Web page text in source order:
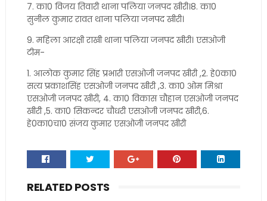
7. का0 विजय तिवारी थाना पलिया जनपद खीरी।8. का0
सुनील कुमार रावत थाना पलिया जनपद खीरी।
9. महिला आरक्षी राखी थाना पलिया जनपद खीरी। एसओजी
टीम-
1. आलोक कुमार सिंह प्रभारी एसओजी जनपद खीरी ,2. हे0का0
सत्य प्रकाशसिंह एसओजी जनपद खीरी ,3. का0 ओम मिश्रा
एसओजी जनपद खीरी, 4. का0 विकास चौहान एसओजी जनपद
खीरी ,5. का0 सिकन्दर चौधरी एसओजी जनपद खीरी,6.
हे0का0चा0 संजय कुमार एसओजी जनपद खीरी
RELATED POSTS